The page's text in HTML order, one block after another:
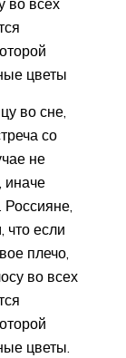
во всех
цветы
во сне,
со
не
иначе
Россияне,
что если
плечо,
во всех
цветы.